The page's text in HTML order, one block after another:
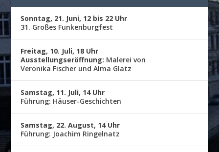
Sonntag, 21. Juni, 12 bis 22 Uhr
31. Großes Funkenburgfest
Freitag, 10. Juli, 18 Uhr
Ausstellungseröffnung: Malerei von
Veronika Fischer und Alma Glatz
Samstag, 11. Juli, 14 Uhr
Führung: Häuser-Geschichten
Samstag, 22. August, 14 Uhr
Führung: Joachim Ringelnatz